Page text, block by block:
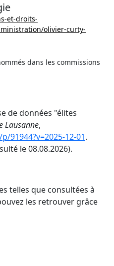
et-droits-
olivier-curty-
dans les commissions
de données "élites
Lausanne,
91944?v=2025-12-01.
le 08.08.2026).
telles que consultées à
les retrouver grâce